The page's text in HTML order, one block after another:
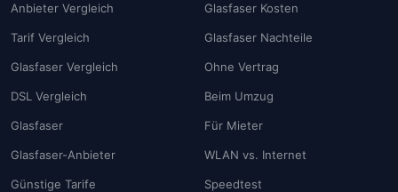
Anbieter Vergleich
Tarif Vergleich
Glasfaser Vergleich
DSL Vergleich
Glasfaser
Glasfaser-Anbieter
Günstige Tarife
Glasfaser Kosten
Glasfaser Nachteile
Ohne Vertrag
Beim Umzug
Für Mieter
WLAN vs. Internet
Speedtest